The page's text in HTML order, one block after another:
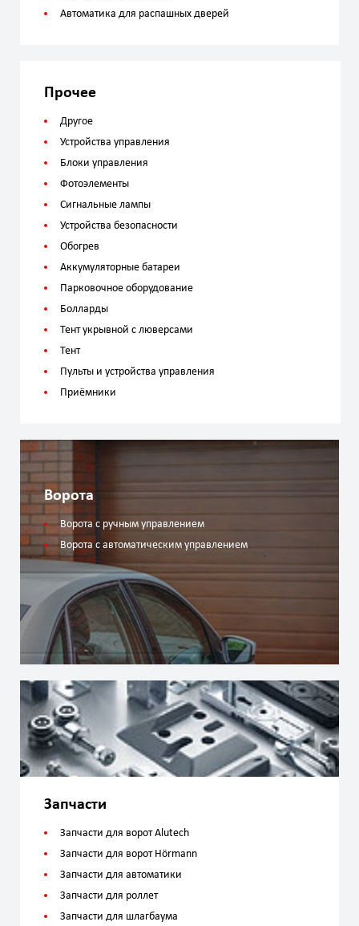
Автоматика для распашных дверей
Прочее
Другое
Устройства управления
Блоки управления
Фотоэлементы
Сигнальные лампы
Устройства безопасности
Обогрев
Аккумуляторные батареи
Парковочное оборудование
Болларды
Тент укрывной с люверсами
Тент
Пульты и устройства управления
Приёмники
Ворота
Ворота с ручным управлением
Ворота с автоматическим управлением
Запчасти
Запчасти для ворот Alutech
Запчасти для ворот Hörmann
Запчасти для автоматики
Запчасти для роллет
Запчасти для шлагбаума